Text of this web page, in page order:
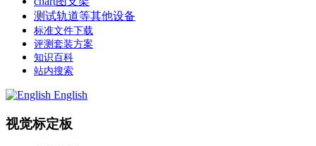
测试轨道等其他设备
标准文件下载
评测套装方案
知识百科
站内搜索
English
视觉标定板